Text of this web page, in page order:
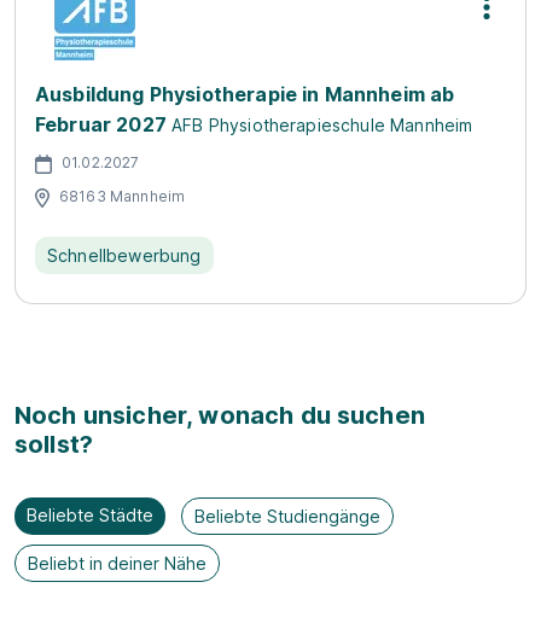
Ausbildung Physiotherapie in Mannheim ab
Februar 2027 AFB Physiotherapieschule Mannheim
01.02.2027
68163 Mannheim
Schnellbewerbung
Noch unsicher, wonach du suchen
sollst?
Beliebte Städte Beliebte Studiengänge
Beliebt in deiner Nähe